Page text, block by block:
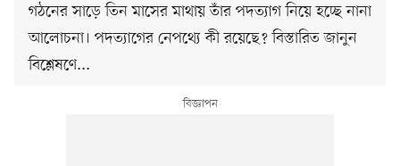
গঠনের সাড়ে তিন মাসের মাথায় তাঁর পদত্যাগ নিয়ে হচ্ছে নানা
আলোচনা। পদত্যাগের নেপথ্যে কী রয়েছে? বিস্তারিত জানুন
বিশ্লেষণে...